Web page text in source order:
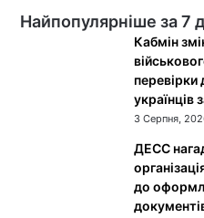
Найпопулярніше за 7
Кабмін
перевірки
українців
3 Серпня,
ДЕСС
до